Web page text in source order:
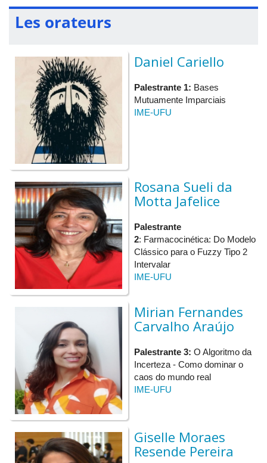
Les orateurs
Daniel Cariello
Palestrante 1: Bases
Mutuamente Imparciais
IME-UFU
Rosana Sueli da
Motta Jafelice
Palestrante
2: Farmacocinética: Do Modelo
Clássico para o Fuzzy Tipo 2
Intervalar
IME-UFU
Mirian Fernandes
Carvalho Araújo
Palestrante 3: O Algoritmo da
Incerteza - Como dominar o
caos do mundo real
IME-UFU
Giselle Moraes
Resende Pereira